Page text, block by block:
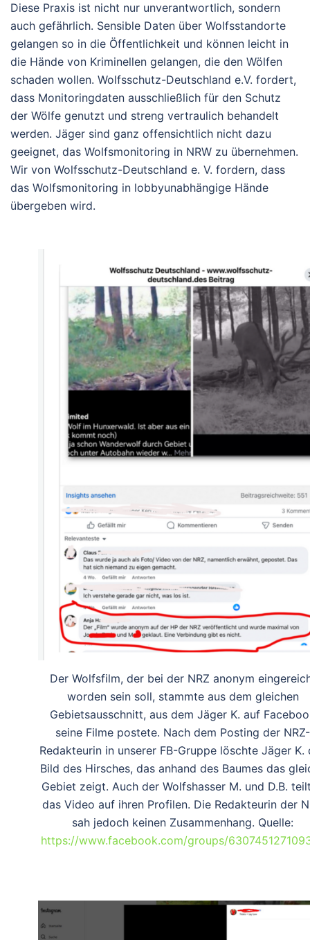
Diese Praxis ist nicht nur unverantwortlich, sondern
auch gefährlich. Sensible Daten über Wolfsstandorte
gelangen so in die Öffentlichkeit und können leicht in
die Hände von Kriminellen gelangen, die den Wölfen
schaden wollen. Wolfsschutz-Deutschland e.V. fordert,
dass Monitoringdaten ausschließlich für den Schutz
der Wölfe genutzt und streng vertraulich behandelt
werden. Jäger sind ganz offensichtlich nicht dazu
geeignet, das Wolfsmonitoring in NRW zu übernehmen.
Wir von Wolfsschutz-Deutschland e. V. fordern, dass
das Wolfsmonitoring in lobbyunabhängige Hände
übergeben wird.
Der Wolfsfilm, der bei der NRZ anonym
worden sein soll, stammte aus dem gleichen
Gebietsausschnitt, aus dem Jäger K. auf
seine Filme postete. Nach dem Posting der NRZ-
Redakteurin in unserer FB-Gruppe löschte Jäger K.
Bild des Hirsches, das anhand des Baumes das
Gebiet zeigt. Auch der Wolfshasser M. und D.B.
das Video auf ihren Profilen. Die Redakteurin der
sah jedoch keinen Zusammenhang. Quelle:
https://www.facebook.com/groups/